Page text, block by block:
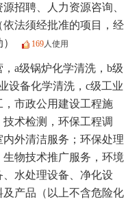
招聘、人力资源咨询、
法须经批准的项目，经
169人使用
a级锅炉化学清洗，b级
设备化学清洗，c级工业
市政公用建设工程施
术检测，环保工程调
外清洁服务；环保处理
物技术推广服务，环境
水处理设备、净化设
产品（以上不含危险化